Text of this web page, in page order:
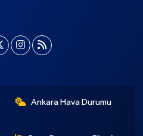
Ankara Hava Durumu